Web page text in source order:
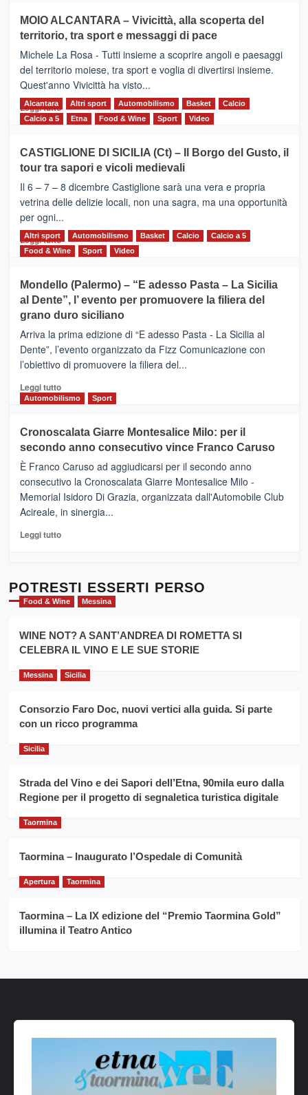
Torna
la
Supermaratona
dell’Etna
MOIO ALCANTARA – Vivicittà, alla scoperta del
territorio, tra sport e messaggi di pace
Michele La Rosa - Tutti insieme a scoprire angoli e paesaggi
del territorio moiese, tra sport e voglia di divertirsi insieme.
Quest'anno Vivicittà ha visto...
Leggi tutto Leggi
MOIO
ALCANTARA
–
Vivicittà,
alla
scoperta
del
territorio,
e
messaggi
di
Alcantara Altri sport Automobilismo Basket
Calcio
Calcio a 5
Etna Food & Wine Sport Video
CASTIGLIONE DI SICILIA (Ct) – Il Borgo del Gusto, il
tour tra sapori e vicoli medievali
Il 6 – 7 – 8 dicembre Castiglione sarà una vera e propria
vetrina delle delizie locali, non una sagra, ma una opportunità
per ogni...
Leggi tuttoLeggi
di
CASTIGLIONE
DI
SICILIA
(Ct)
–
Il
Borgo
Gusto,
il
tra
sapori
vicoli
medievali
Altri sport Automobilismo Basket Calcio
Calcio a 5
Food & Wine
Sport Video
Mondello (Palermo) – “E adesso Pasta – La Sicilia
al Dente”, l’ evento per promuovere la filiera del
grano duro siciliano
Arriva la prima edizione di “E adesso Pasta - La Sicilia al
Dente”, l’evento organizzato da Fizz Comunicazione con
l’obiettivo di promuovere la filiera del...
Leggi tuttoLeggi
di
Mondello
(Palermo)
–
“E
adesso
Pasta
–
Sicilia
l’
evento
per
la
filiera
grano
Automobilismo Sport
Cronoscalata Giarre Montesalice Milo: per il
secondo anno consecutivo vince Franco Caruso
È Franco Caruso ad aggiudicarsi per il secondo anno
consecutivo la Cronoscalata Giarre Montesalice Milo -
Memorial Isidoro Di Grazia, organizzata dall'Automobile Club
Acireale, in sinergia...
Leggi tuttoLeggi
Cronoscalata
Giarre
Montesalice
per
il
anno
Franco
Caruso
POTRESTI ESSERTI PERSO
Food & Wine Messina
WINE NOT? A SANT’ANDREA DI ROMETTA SI
CELEBRA IL VINO E LE SUE STORIE
Messina Sicilia
Consorzio Faro Doc, nuovi vertici alla guida. Si parte
con un ricco programma
Sicilia
Strada del Vino e dei Sapori dell’Etna, 90mila euro dalla
Regione per il progetto di segnaletica turistica digitale
Taormina
Taormina – Inaugurato l’Ospedale di Comunità
Apertura Taormina
Taormina – La IX edizione del “Premio Taormina Gold”
illumina il Teatro Antico